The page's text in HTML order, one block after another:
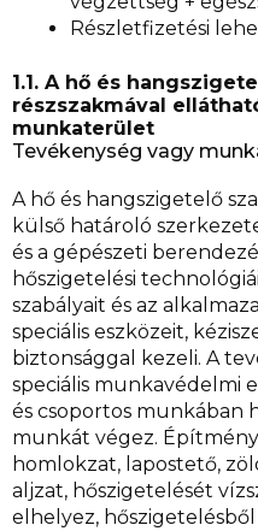
Részletfizetési
1.1. A hő és
részszakmával
munkaterület
Tevékenység vagy
A hő és hangszigetelő
külső határoló
és a gépészeti
hőszigetelési
szabályait és az
speciális eszközeit,
biztonsággal kezeli. A
speciális munkavédelmi
és csoportos munkában
munkát végez.
homlokzat, lapostető,
aljzat, hőszigetelését
elhelyez,